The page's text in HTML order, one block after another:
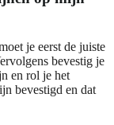
je eerst de juiste
bevestig je
en rol je het
bevestigd en dat